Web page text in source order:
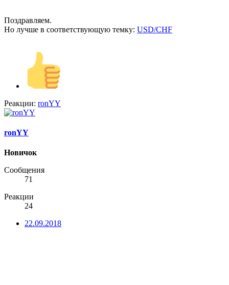
Поздравляем.
Но лучше в соответствующую темку: USD/CHF
Реакции: ronYY
ronYY
Новичок
Сообщения
71
Реакции
24
22.09.2018